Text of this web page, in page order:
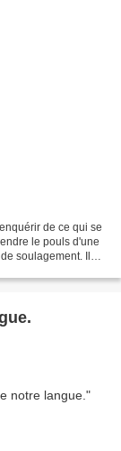
de ce qui se
le pouls d'une
soulagement. Il